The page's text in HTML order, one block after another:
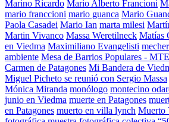
Marino Ricardo Mario Alberto Francioni
mario franccioni mario guanca Mario
Paola Casadei Mario Ian marta milesi
Martin Vivanco Massa Weretilneck Matías
en Viedma Maximiliano Evangelisti
ambiente Mesa de Barrios Populares - MTE
Carmen de Patagones Mi Bandera de
Miguel Picheto se reunió con Sergio Massa
Mónica Miranda monólogo montecino
junio en Viedma muerte en Patagones
en Patagones muerto en villa lynch Muerto